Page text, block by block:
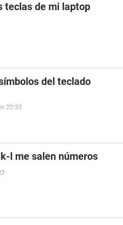
teclas de mi laptop
del teclado
20:33
l me salen números